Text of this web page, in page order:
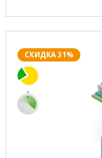
СКИДКА 31%